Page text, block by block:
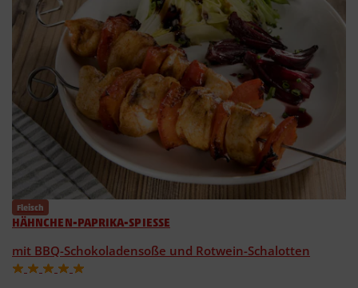
Fleisch
HÄHNCHEN-PAPRIKA-SPIESSE
mit BBQ-Schokoladensoße und Rotwein-Schalotten